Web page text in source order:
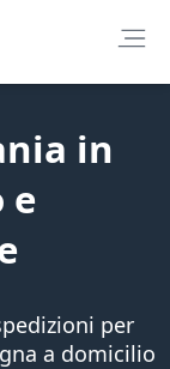
in
e
per
a domicilio